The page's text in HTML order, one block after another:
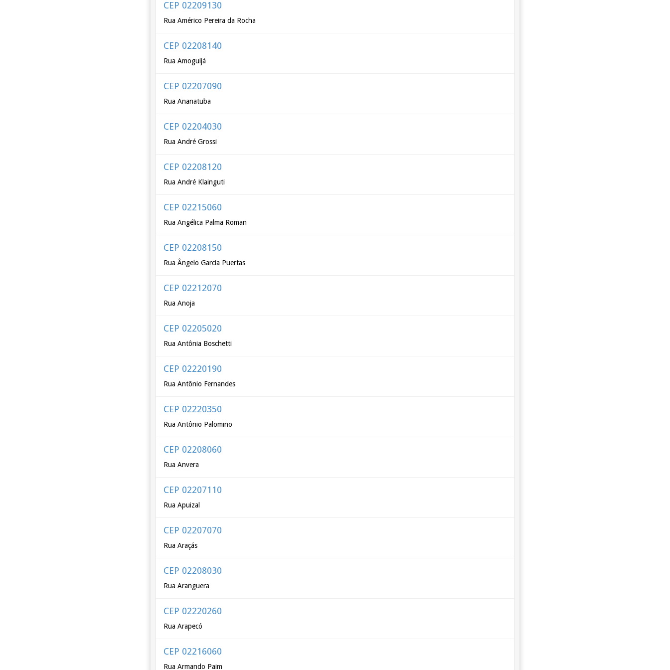
CEP 02209130
Rua Américo Pereira da Rocha
CEP 02208140
Rua Amoguijá
CEP 02207090
Rua Ananatuba
CEP 02204030
Rua André Grossi
CEP 02208120
Rua André Klainguti
CEP 02215060
Rua Angélica Palma Roman
CEP 02208150
Rua Ângelo Garcia Puertas
CEP 02212070
Rua Anoja
CEP 02205020
Rua Antônia Boschetti
CEP 02220190
Rua Antônio Fernandes
CEP 02220350
Rua Antônio Palomino
CEP 02208060
Rua Anvera
CEP 02207110
Rua Apuizal
CEP 02207070
Rua Araçás
CEP 02208030
Rua Aranguera
CEP 02220260
Rua Arapecó
CEP 02216060
Rua Armando Paim